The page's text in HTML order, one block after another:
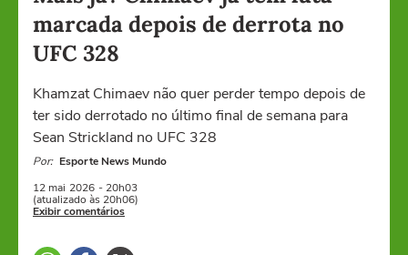
marcada depois de derrota no
UFC 328
Khamzat Chimaev não quer perder tempo depois de
ter sido derrotado no último final de semana para
Sean Strickland no UFC 328
Por: Esporte News Mundo
12 mai 2026 - 20h03
(atualizado às 20h06)
Exibir comentários